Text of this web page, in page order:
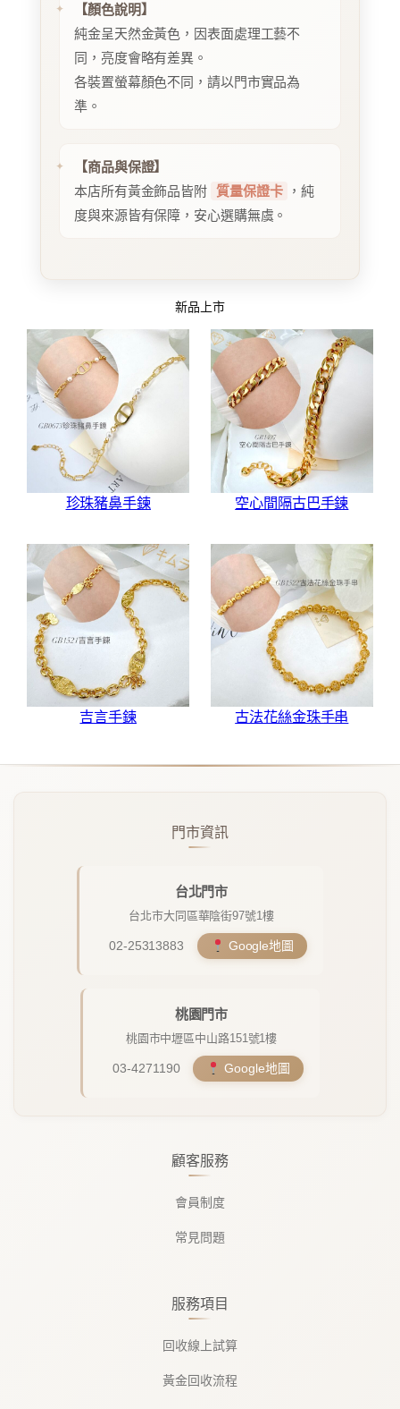
【顏色說明】
純金呈天然金黃色，因表面處理工藝不
同，亮度會略有差異。
各裝置螢幕顏色不同，請以門市實品為
準。
【商品與保證】
本店所有黃金飾品皆附 質量保證卡
，純
度與來源皆有保障，安心選購無虞。
新品上市
珍珠豬鼻手鍊 空心間隔古巴手鍊
吉言手鍊 古法花絲金珠手串
顧客服務
會員制度
常見問題
服務項目
回收線上試算
黃金回收流程
門市資訊
台北門市
台北市大同區華陰街97號1樓
02-25313883 Google地圖
桃園門市
桃園市中壢區中山路151號1樓
03-4271190 Google地圖